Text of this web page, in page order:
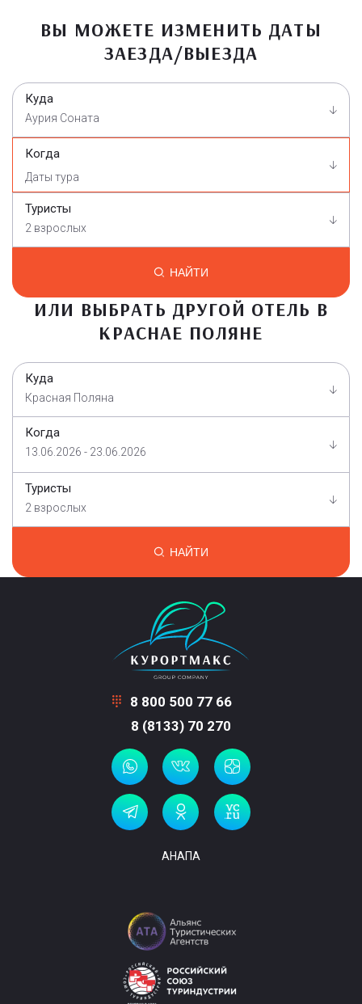
ВЫ МОЖЕТЕ ИЗМЕНИТЬ ДАТЫ
ЗАЕЗДА/ВЫЕЗДА
Куда
Аурия Соната
Когда
Туристы
2 взрослых
НАЙТИ
ИЛИ ВЫБРАТЬ ДРУГОЙ ОТЕЛЬ В
КРАСНАЕ ПОЛЯНЕ
Куда
Красная Поляна
Когда
13.06.2026 - 23.06.2026
Туристы
2 взрослых
НАЙТИ
8 800 500 77 66
8 (8133) 70 270
АНАПА